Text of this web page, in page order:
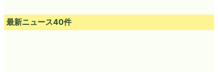
最新ニュース40件